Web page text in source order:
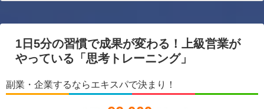
1日5分の習慣で成果が変わる！上級営業が
やっている「思考トレーニング」
副業・企業するならエキスパで決まり！